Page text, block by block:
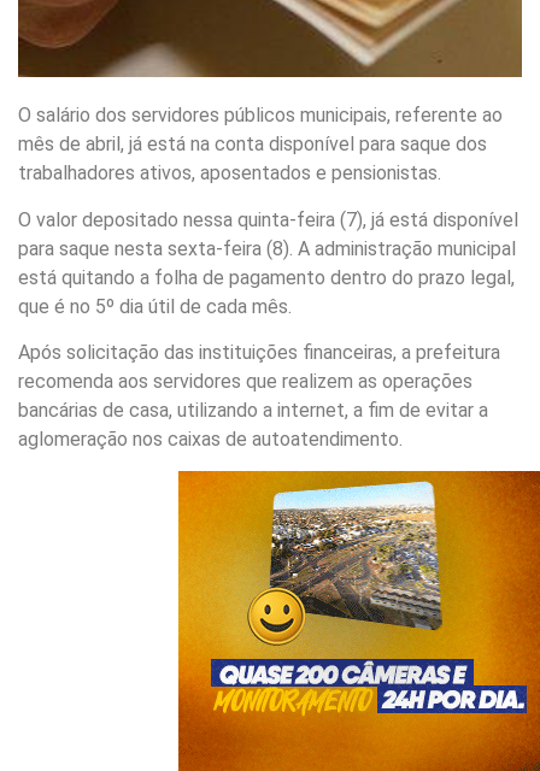
O salário dos servidores públicos municipais, referente ao
mês de abril, já está na conta disponível para saque dos
trabalhadores ativos, aposentados e pensionistas.
O valor depositado nessa quinta-feira (7), já está disponível
para saque nesta sexta-feira (8). A administração municipal
está quitando a folha de pagamento dentro do prazo legal,
que é no 5º dia útil de cada mês.
Após solicitação das instituições financeiras, a prefeitura
recomenda aos servidores que realizem as operações
bancárias de casa, utilizando a internet, a fim de evitar a
aglomeração nos caixas de autoatendimento.